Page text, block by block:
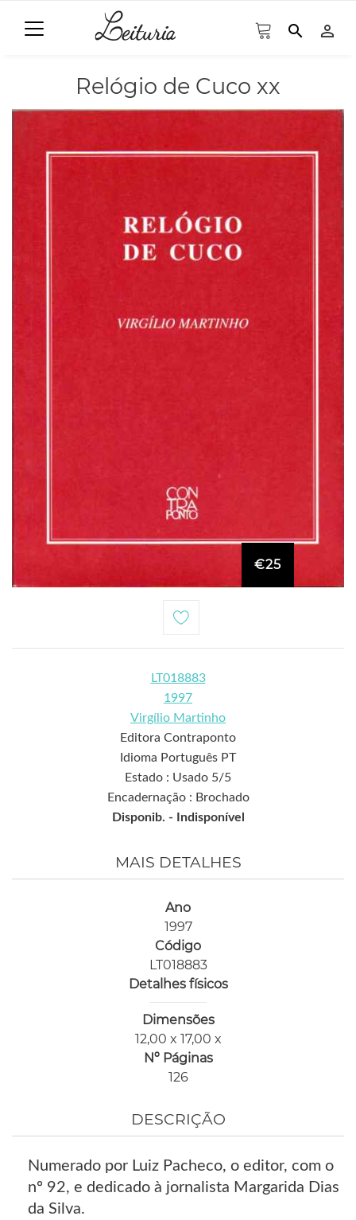
search person_outline
Relógio de Cuco xx
€25
LT018883
1997
Virgílio Martinho
Editora Contraponto
Idioma Português PT
Estado : Usado 5/5
Encadernação : Brochado
Disponib. -
Indisponível
MAIS DETALHES
Ano
1997
Código
LT018883
Detalhes físicos
Dimensões
12,00 x 17,00 x
Nº Páginas
126
DESCRIÇÃO
Numerado por Luiz Pacheco, o editor, com o
nº 92, e dedicado à jornalista Margarida Dias
da Silva.